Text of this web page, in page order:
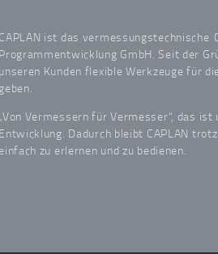
CAPLAN ist das vermessungstechnische
Programmentwicklung GmbH. Seit der
unseren Kunden flexible Werkzeuge für
geben.
„Von Vermessern für Vermesser“, das
Entwicklung. Dadurch bleibt CAPLAN
einfach zu erlernen und zu bedienen.